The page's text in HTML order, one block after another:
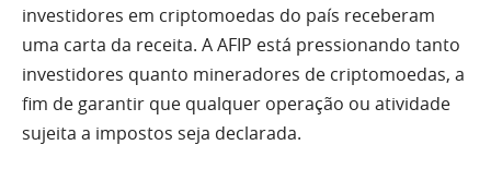
investidores em criptomoedas do país receberam
uma carta da receita. A AFIP está pressionando tanto
investidores quanto mineradores de criptomoedas, a
fim de garantir que qualquer operação ou atividade
sujeita a impostos seja declarada.